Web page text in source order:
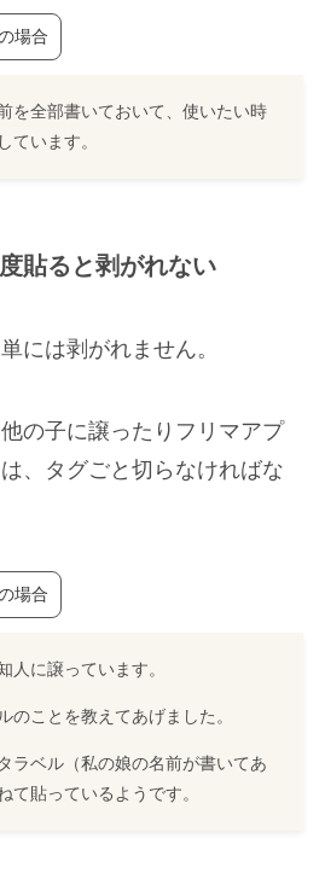
場合
を全部書いておいて、使いたい時
ています。
貼ると剥がれない
には剥がれません。
の子に譲ったりフリマアプ
、タグごと切らなければな
場合
人に譲っています。
のことを教えてあげました。
ラベル（私の娘の名前が書いてあ
て貼っているようです。